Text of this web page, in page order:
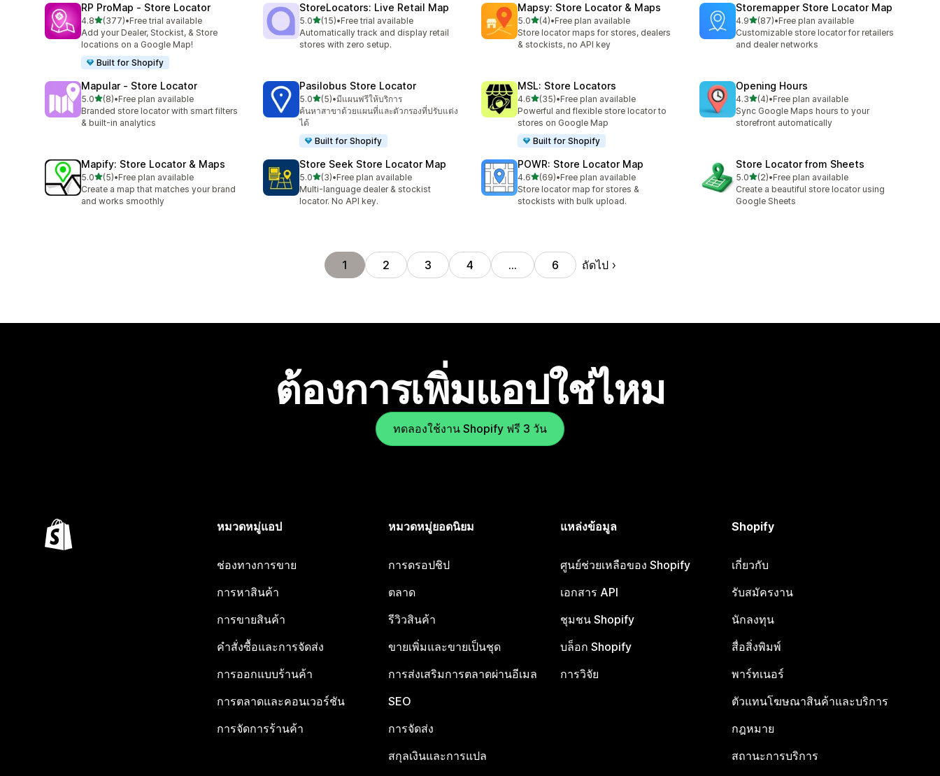
RP ProMap ‑ Store Locator
4.8เต็ม 5 ดาว
(377)
ทั้งหมด 377 รีวิว
•Free trial available
Add your Dealer, Stockist, & Store
locations on a Google Map!
Built for Shopify
StoreLocators: Live Retail Map
5.0เต็ม 5 ดาว
(15)
ทั้งหมด 15 รีวิว
•Free trial available
Automatically track and display retail
stores with zero setup.
Mapsy: Store Locator & Maps
5.0เต็ม 5 ดาว
(4)
ทั้งหมด 4 รีวิว
•Free plan available
Store locator maps for stores, dealers
& stockists, no API key
Storemapper Store Locator Map
4.9เต็ม 5 ดาว
(87)
ทั้งหมด 87 รีวิว
•Free plan available
Customizable store locator for retailers
and dealer networks
Mapular ‑ Store Locator
5.0เต็ม 5 ดาว
(8)
ทั้งหมด 8 รีวิว
•Free plan available
Branded store locator with smart filters
& built-in analytics
Pasilobus Store Locator
5.0เต็ม 5 ดาว
(5)
ทั้งหมด 5 รีวิว
•มีแผนฟรีให้บริการ
ค้นหาสาขาด้วยแผนที่และตัวกรองที่ปรับแต่ง
ได้
Built for Shopify
MSL: Store Locators
4.6เต็ม 5 ดาว
(35)
ทั้งหมด 35 รีวิว
•Free plan available
Powerful and flexible store locator to
stores on Google Map
Built for Shopify
Opening Hours
4.3เต็ม 5 ดาว
(4)
ทั้งหมด 4 รีวิว
•Free plan available
Sync Google Maps hours to your
storefront automatically
Mapify: Store Locator & Maps
5.0เต็ม 5 ดาว
(5)
ทั้งหมด 5 รีวิว
•Free plan available
Create a map that matches your brand
and works smoothly
Store Seek Store Locator Map
5.0เต็ม 5 ดาว
(3)
ทั้งหมด 3 รีวิว
•Free plan available
Multi-language dealer & stockist
locator. No API key.
POWR: Store Locator Map
4.6เต็ม 5 ดาว
(69)
ทั้งหมด 69 รีวิว
•Free plan available
Store locator map for stores &
stockists with bulk upload.
Store Locator from Sheets
5.0เต็ม 5 ดาว
(2)
ทั้งหมด 2 รีวิว
•Free plan available
Create a beautiful store locator using
Google Sheets
1 2 3 4 … 6 ถัดไป
ต้องการเพิ่มแอปใช่ไหม
ทดลองใช้งาน Shopify ฟรี 3 วัน
หมวดหมู่แอป
ช่องทางการขาย
การหาสินค้า
การขายสินค้า
คำสั่งซื้อและการจัดส่ง
การออกแบบร้านค้า
การตลาดและคอนเวอร์ชัน
การจัดการร้านค้า
หมวดหมู่ยอดนิยม
การดรอปชิป
ตลาด
รีวิวสินค้า
ขายเพิ่มและขายเป็นชุด
การส่งเสริมการตลาดผ่านอีเมล
SEO
การจัดส่ง
สกุลเงินและการแปล
แหล่งข้อมูล
ศูนย์ช่วยเหลือของ Shopify
เอกสาร API
ชุมชน Shopify
บล็อก Shopify
การวิจัย
Shopify
เกี่ยวกับ
รับสมัครงาน
นักลงทุน
สื่อสิ่งพิมพ์
พาร์ทเนอร์
ตัวแทนโฆษณาสินค้าและบริการ
กฎหมาย
สถานะการบริการ